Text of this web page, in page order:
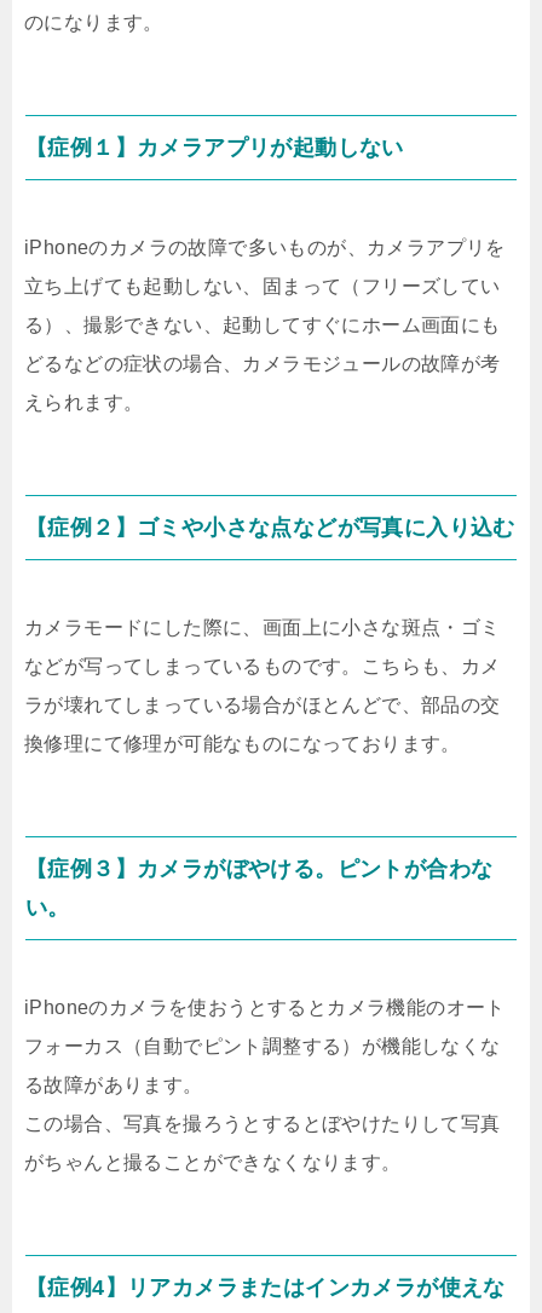
のになります。
【症例１】カメラアプリが起動しない
iPhoneのカメラの故障で多いものが、カメラアプリを
立ち上げても起動しない、固まって（フリーズしてい
る）、撮影できない、起動してすぐにホーム画面にも
どるなどの症状の場合、カメラモジュールの故障が考
えられます。
【症例２】ゴミや小さな点などが写真に入り込む
カメラモードにした際に、画面上に小さな斑点・ゴミ
などが写ってしまっているものです。こちらも、カメ
ラが壊れてしまっている場合がほとんどで、部品の交
換修理にて修理が可能なものになっております。
【症例３】カメラがぼやける。ピントが合わな
い。
iPhoneのカメラを使おうとするとカメラ機能のオート
フォーカス（自動でピント調整する）が機能しなくな
る故障があります。
この場合、写真を撮ろうとするとぼやけたりして写真
がちゃんと撮ることができなくなります。
【症例4】リアカメラまたはインカメラが使えな